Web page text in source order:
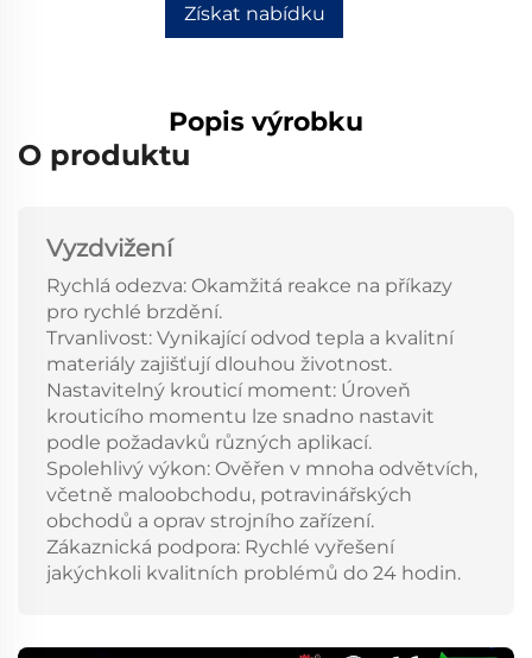
Získat nabídku
Popis výrobku
O produktu
Vyzdvižení
Rychlá odezva: Okamžitá reakce na příkazy
pro rychlé brzdění.
Trvanlivost: Vynikající odvod tepla a kvalitní
materiály zajišťují dlouhou životnost.
Nastavitelný krouticí moment: Úroveň
krouticího momentu lze snadno nastavit
podle požadavků různých aplikací.
Spolehlivý výkon: Ověřen v mnoha odvětvích,
včetně maloobchodu, potravinářských
obchodů a oprav strojního zařízení.
Zákaznická podpora: Rychlé vyřešení
jakýchkoli kvalitních problémů do 24 hodin.